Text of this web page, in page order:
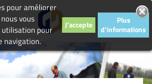
pour améliorer
vous
pour
navigation.
J'accepte
Plus
d'informations